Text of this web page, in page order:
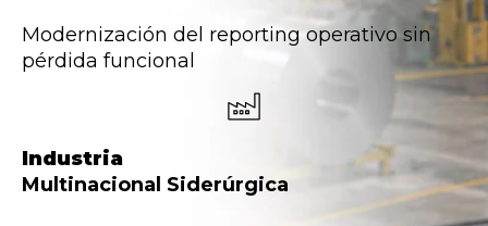
Modernización del reporting operativo sin
pérdida funcional
Industria
Multinacional Siderúrgica